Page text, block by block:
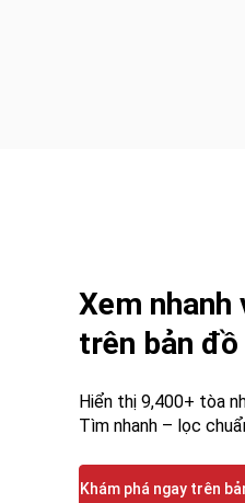
Xem nhanh
trên bản đồ
Hiển thị 9,400+ tòa
Tìm nhanh – lọc
Khám phá ngay trên